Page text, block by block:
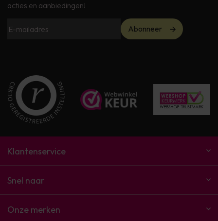
acties en aanbiedingen!
Abonneer
Klantenservice
Snel naar
Onze merken